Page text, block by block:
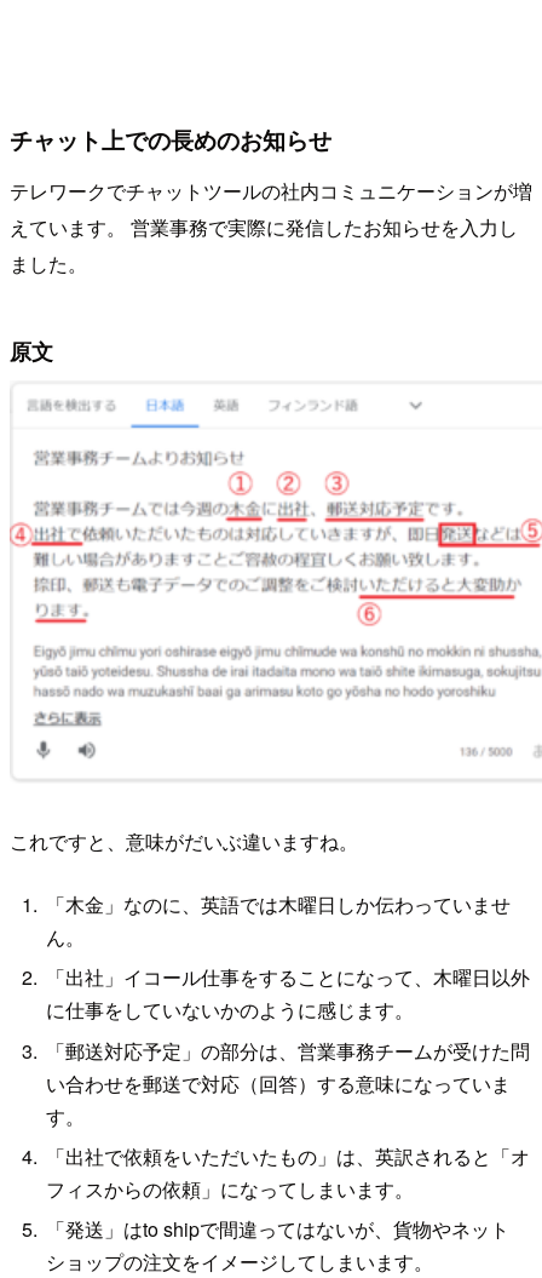
チャット上での長めのお知らせ
テレワークでチャットツールの社内コミュニケーションが増
えています。 営業事務で実際に発信したお知らせを入力し
ました。
原文
これですと、意味がだいぶ違いますね。
「木金」なのに、英語では木曜日しか伝わっていませ
ん。
「出社」イコール仕事をすることになって、木曜日以外
に仕事をしていないかのように感じます。
「郵送対応予定」の部分は、営業事務チームが受けた問
い合わせを郵送で対応（回答）する意味になっていま
す。
「出社で依頼をいただいたもの」は、英訳されると「オ
フィスからの依頼」になってしまいます。
「発送」はto shipで間違ってはないが、貨物やネット
ショップの注文をイメージしてしまいます。